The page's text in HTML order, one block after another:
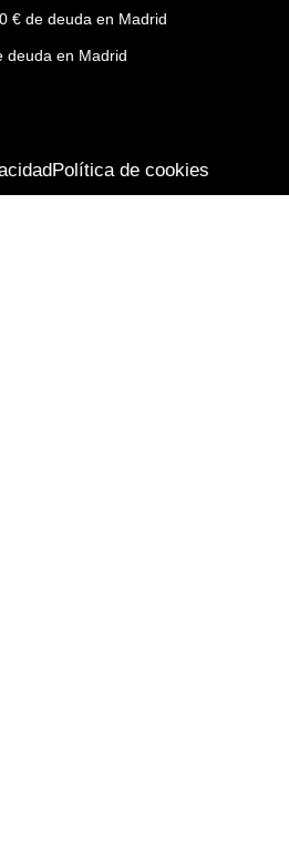
€ de deuda en Madrid
deuda en Madrid
Política de cookies